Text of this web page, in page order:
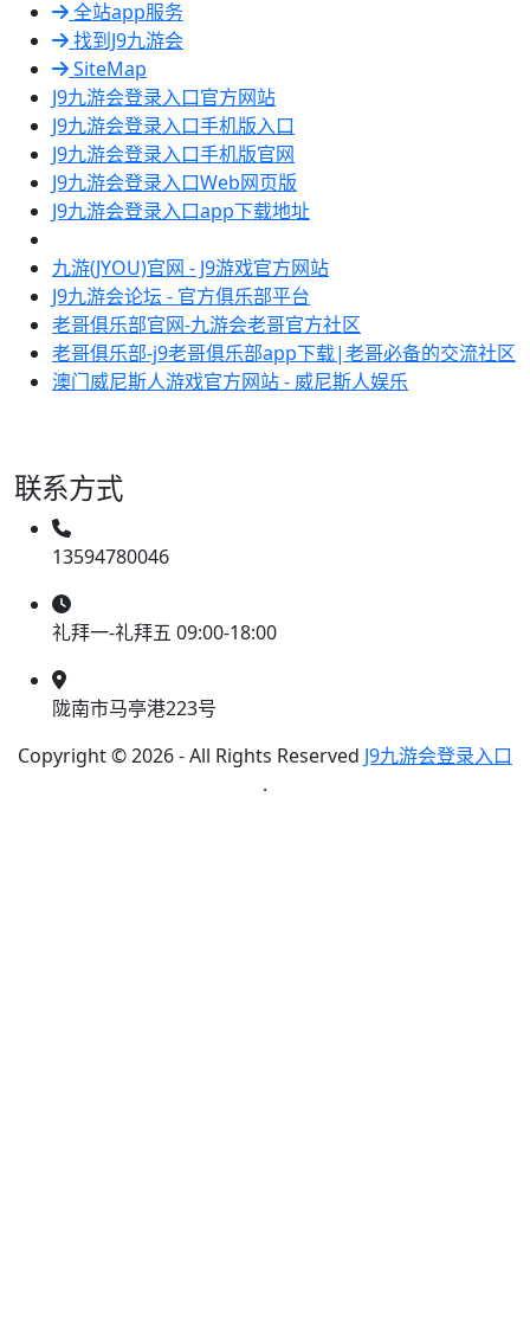
全站app服务
找到J9九游会
SiteMap
J9九游会登录入口官方网站
J9九游会登录入口手机版入口
J9九游会登录入口手机版官网
J9九游会登录入口Web网页版
J9九游会登录入口app下载地址
九游(JYOU)官网 - J9游戏官方网站
J9九游会论坛 - 官方俱乐部平台
老哥俱乐部官网-九游会老哥官方社区
老哥俱乐部-j9老哥俱乐部app下载|老哥必备的交流社区
澳门威尼斯人游戏官方网站 - 威尼斯人娱乐
联系方式
13594780046
礼拜一-礼拜五 09:00-18:00
陇南市马亭港223号
Copyright © 2026 - All Rights Reserved J9九游会登录入口
.